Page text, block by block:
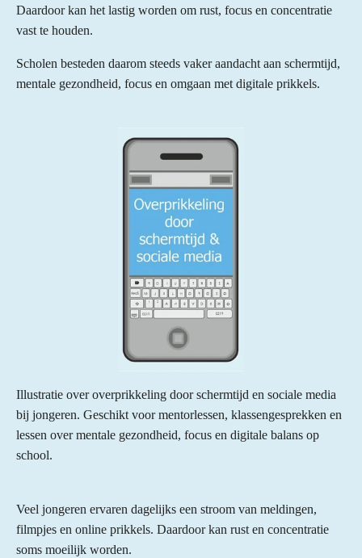
Daardoor kan het lastig worden om rust, focus en concentratie
vast te houden.
Scholen besteden daarom steeds vaker aandacht aan schermtijd,
mentale gezondheid, focus en omgaan met digitale prikkels.
Illustratie over overprikkeling door schermtijd en sociale media
bij jongeren. Geschikt voor mentorlessen, klassengesprekken en
lessen over mentale gezondheid, focus en digitale balans op
school.
Veel jongeren ervaren dagelijks een stroom van meldingen,
filmpjes en online prikkels. Daardoor kan rust en concentratie
soms moeilijk worden.